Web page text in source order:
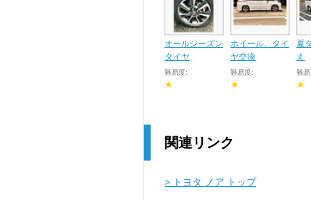
オールシーズン
タイヤ
難易度:
★
ホイール、タイ
ヤ交換
難易度:
★
夏
え
難
★
関連リンク
> トヨタ ノア トップ